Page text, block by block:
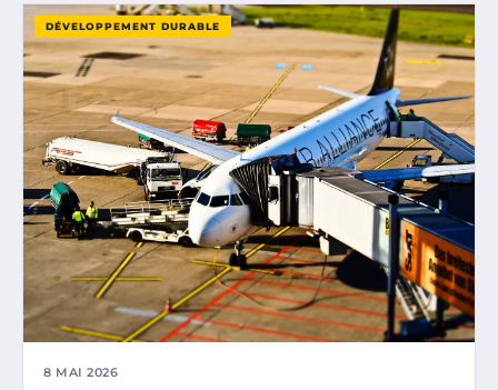
DÉVELOPPEMENT DURABLE
8 MAI 2026